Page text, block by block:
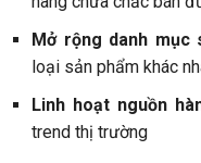
Mở rộng danh mục
loại sản phẩm khác
Linh hoạt nguồn
trend thị trường